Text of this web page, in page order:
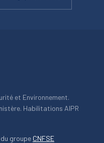
et Environnement.
Habilitations AIPR
groupe CNFSE